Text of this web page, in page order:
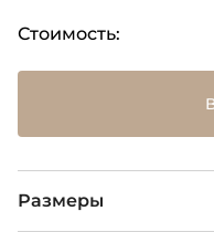
Стоимость:
Размеры